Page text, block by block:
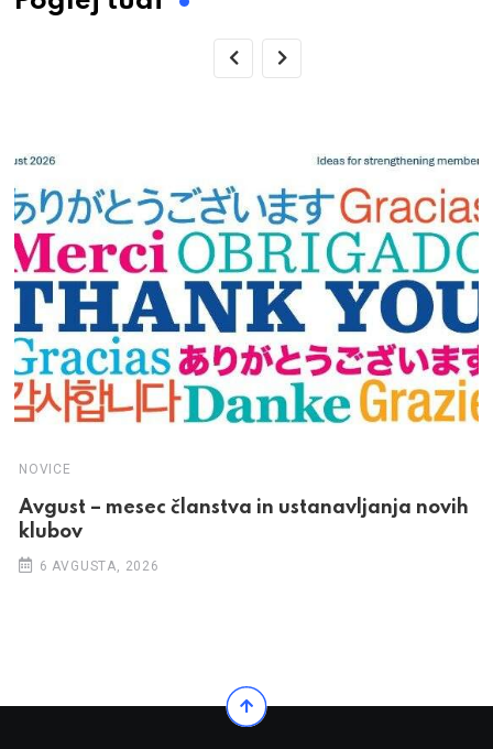
NOVICE
Avgust – mesec članstva in ustanavljanja novih
klubov
6 AVGUSTA, 2026